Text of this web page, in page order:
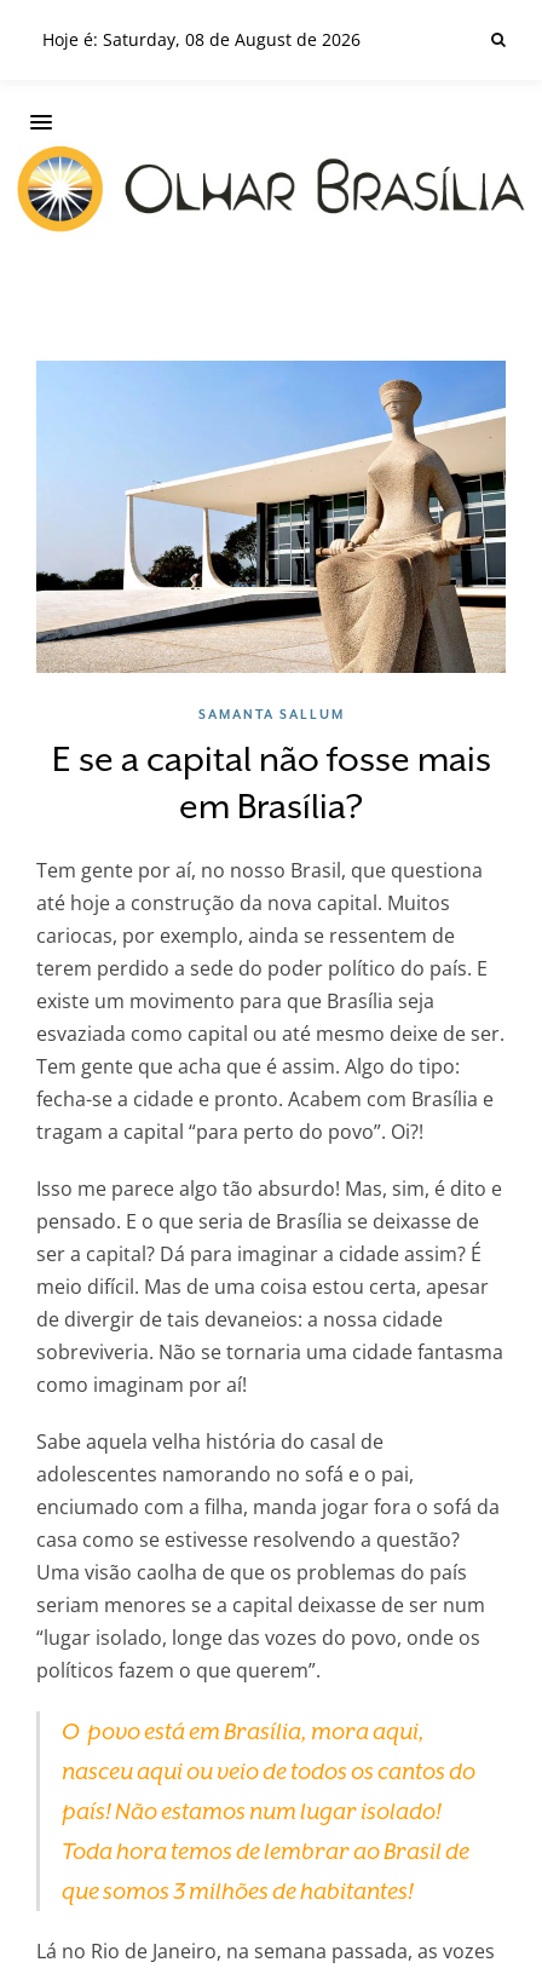
Hoje é: Saturday, 08 de August de 2026
SAMANTA SALLUM
E se a capital não fosse mais
em Brasília?
Tem gente por aí, no nosso Brasil, que questiona
até hoje a construção da nova capital. Muitos
cariocas, por exemplo, ainda se ressentem de
terem perdido a sede do poder político do país. E
existe um movimento para que Brasília seja
esvaziada como capital ou até mesmo deixe de ser.
Tem gente que acha que é assim. Algo do tipo:
fecha-se a cidade e pronto. Acabem com Brasília e
tragam a capital “para perto do povo”. Oi?!
Isso me parece algo tão absurdo! Mas, sim, é dito e
pensado. E o que seria de Brasília se deixasse de
ser a capital? Dá para imaginar a cidade assim? É
meio difícil. Mas de uma coisa estou certa, apesar
de divergir de tais devaneios: a nossa cidade
sobreviveria. Não se tornaria uma cidade fantasma
como imaginam por aí!
Sabe aquela velha história do casal de
adolescentes namorando no sofá e o pai,
enciumado com a filha, manda jogar fora o sofá da
casa como se estivesse resolvendo a questão?
Uma visão caolha de que os problemas do país
seriam menores se a capital deixasse de ser num
“lugar isolado, longe das vozes do povo, onde os
políticos fazem o que querem”.
O povo está em Brasília, mora aqui,
nasceu aqui ou veio de todos os cantos do
país! Não estamos num lugar isolado!
Toda hora temos de lembrar ao Brasil de
que somos 3 milhões de habitantes!
Lá no Rio de Janeiro, na semana passada, as vozes